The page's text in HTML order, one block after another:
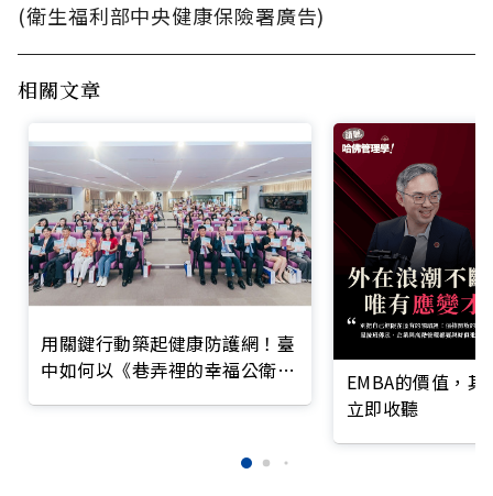
(衛生福利部中央健康保險署廣告)
相關文章
用關鍵行動築起健康防護網！臺
中如何以《巷弄裡的幸福公衛》
EMBA的價值，
立即收聽